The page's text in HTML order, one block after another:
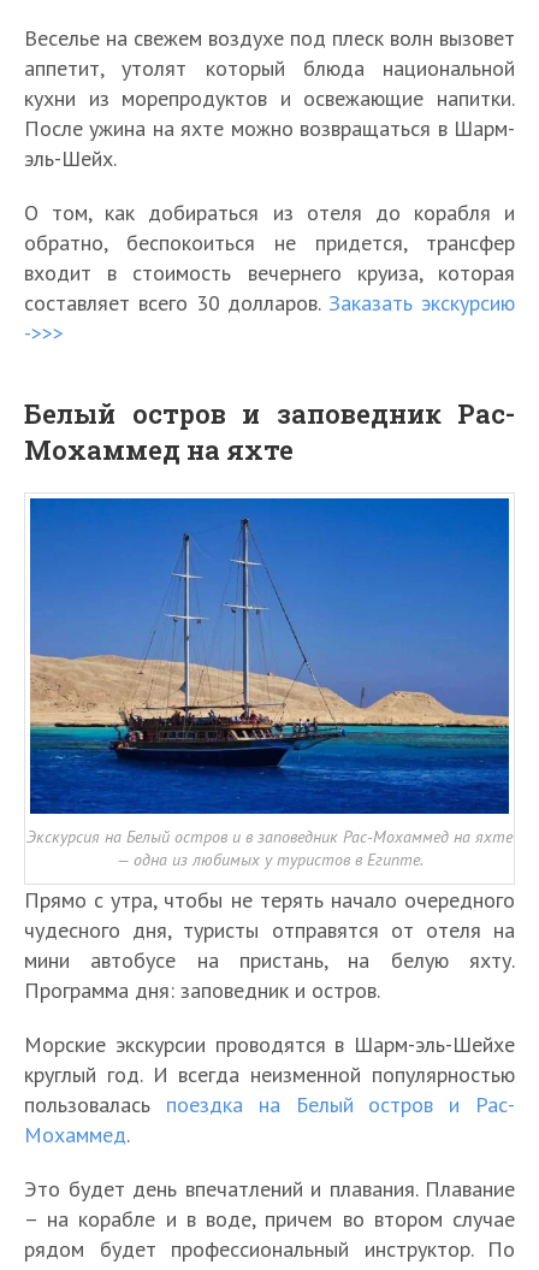
Веселье на свежем воздухе под плеск волн вызовет
аппетит, утолят который блюда национальной
кухни из морепродуктов и освежающие напитки.
После ужина на яхте можно возвращаться в Шарм-
эль-Шейх.
О том, как добираться из отеля до корабля и
обратно, беспокоиться не придется, трансфер
входит в стоимость вечернего круиза, которая
составляет всего 30 долларов. Заказать экскурсию
->>>
Белый остров и заповедник Рас-
Мохаммед на яхте
Экскурсия на Белый остров и в заповедник Рас-Мохаммед на яхте
— одна из любимых у туристов в Египте.
Прямо с утра, чтобы не терять начало очередного
чудесного дня, туристы отправятся от отеля на
мини автобусе на пристань, на белую яхту.
Программа дня: заповедник и остров.
Морские экскурсии проводятся в Шарм-эль-Шейхе
круглый год. И всегда неизменной популярностью
пользовалась поездка на Белый остров и Рас-
Мохаммед.
Это будет день впечатлений и плавания. Плавание
– на корабле и в воде, причем во втором случае
рядом будет профессиональный инструктор. По